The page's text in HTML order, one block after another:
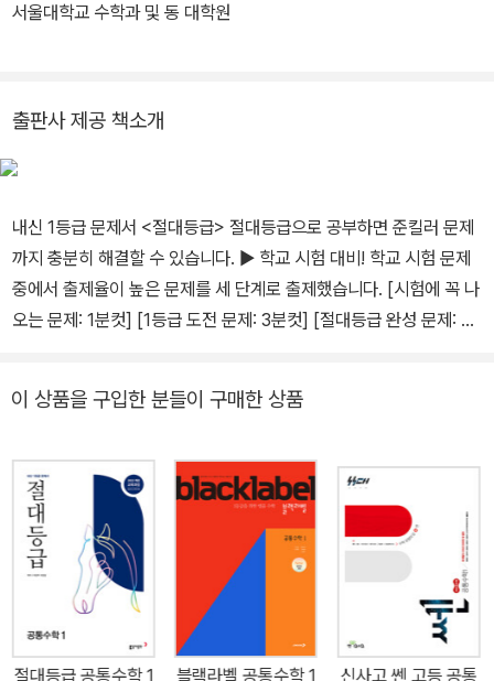
서울대학교 수학과 및 동 대학원
출판사 제공 책소개
내신 1등급 문제서 <절대등급> 절대등급으로 공부하면 준킬러 문제
까지 충분히 해결할 수 있습니다. ▶ 학교 시험 대비! 학교 시험 문제
중에서 출제율이 높은 문제를 세 단계로 출제했습니다. [시험에 꼭 나
오는 문제: 1분컷] [1등급 도전 문제: 3분컷] [절대등급 완성 문제: 7
니다. ▶ 격이 다른 문제! 원리를 해석하면 감각적으로 풀리는 문제,
문제해결력을 기를 수 있는 문제들로 구성되어 있습니다. ▶ 깔끔한
해설! 문제의 출제의도를 분석하고, 일대일로 수업하듯이 문제 해결
의 실마리를 제시합니다. 또한, 문제를 다양한 시점에서 분석하고 추
가 설명을 제공합니다.
이 상품을 구입한 분들이 구매한 상품
절대등급 공통수학 1
블랙라벨 공통수학 1
신사고 쎈 고등 공통